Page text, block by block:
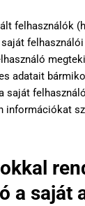
felhasználók
adatait
saját
információkat
a saját